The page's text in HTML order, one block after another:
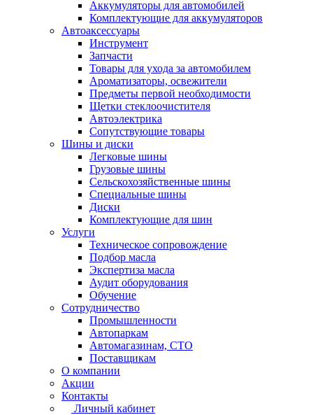
Аккумуляторы для автомобилей
Комплектующие для аккумуляторов
Автоаксессуары
Инструмент
Запчасти
Товары для ухода за автомобилем
Ароматизаторы, освежители
Предметы первой необходимости
Щетки стеклоочистителя
Автоэлектрика
Сопутствующие товары
Шины и диски
Легковые шины
Грузовые шины
Сельскохозяйственные шины
Специальные шины
Диски
Комплектующие для шин
Услуги
Техническое сопровождение
Подбор масла
Экспертиза масла
Аудит оборудования
Обучение
Сотрудничество
Промышленности
Автопаркам
Автомагазинам, СТО
Поставщикам
О компании
Акции
Контакты
Личный кабинет